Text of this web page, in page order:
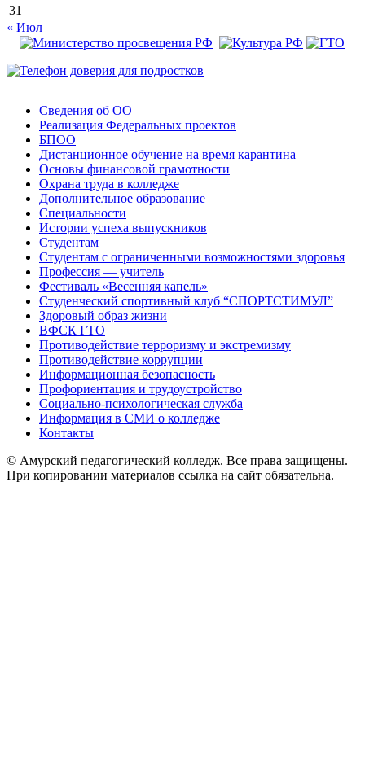
31
« Июл
Сведения об ОО
Реализация Федеральных проектов
БПОО
Дистанционное обучение на время карантина
Основы финансовой грамотности
Охрана труда в колледже
Дополнительное образование
Специальности
Истории успеха выпускников
Студентам
Студентам с ограниченными возможностями здоровья
Профессия — учитель
Фестиваль «Весенняя капель»
Студенческий спортивный клуб “СПОРТСТИМУЛ”
Здоровый образ жизни
ВФСК ГТО
Противодействие терроризму и экстремизму
Противодействие коррупции
Информационная безопасность
Профориентация и трудоустройство
Социально-психологическая служба
Информация в СМИ о колледже
Контакты
© Амурский педагогический колледж. Все права защищены.
При копировании материалов ссылка на сайт обязательна.